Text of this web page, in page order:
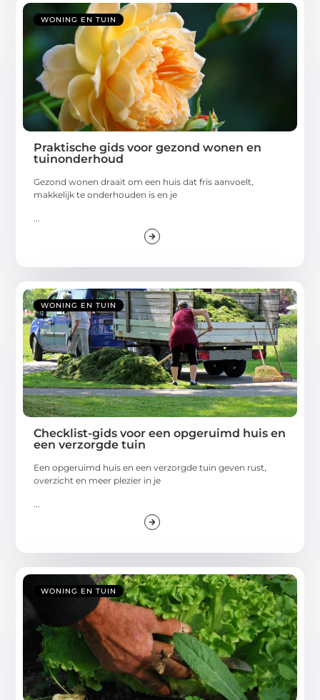
WONING EN TUIN
Praktische gids voor gezond wonen en
tuinonderhoud
Gezond wonen draait om een huis dat fris aanvoelt,
makkelijk te onderhouden is en je
WONING EN TUIN
Checklist-gids voor een opgeruimd huis en
een verzorgde tuin
Een opgeruimd huis en een verzorgde tuin geven rust,
overzicht en meer plezier in je
WONING EN TUIN